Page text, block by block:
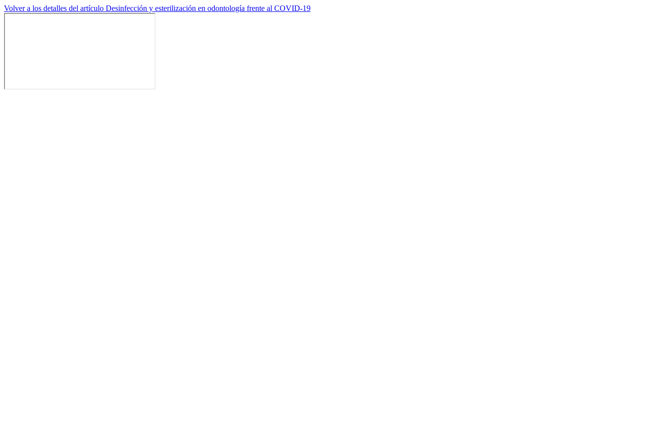
Volver a los detalles del artículo Desinfección y esterilización en odontología frente al COVID-19